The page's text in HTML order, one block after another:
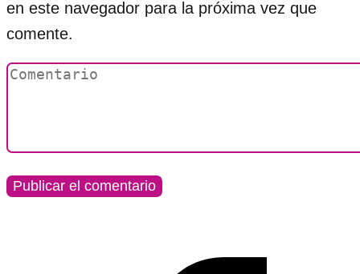
en este navegador para la próxima vez que
comente.